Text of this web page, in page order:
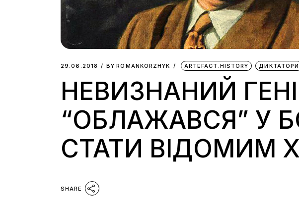
29.06.2018 BY ROMANKORZHYK ARTEFACT.HISTORY ДИКТАТОРИ
НЕВИЗНАНИЙ
“ОБЛАЖАВСЯ” У
СТАТИ ВІДОМИМ
SHARE